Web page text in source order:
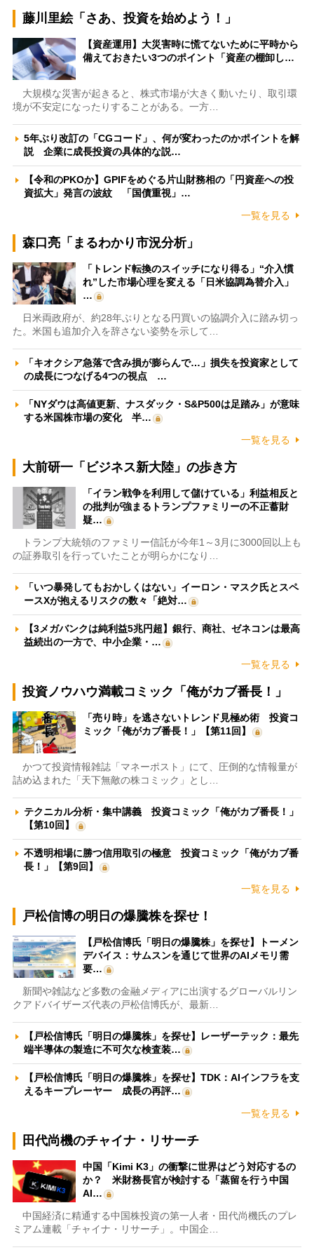
藤川里絵「さあ、投資を始めよう！」
【資産運用】大災害時に慌てないために平時から
備えておきたい3つのポイント「資産の棚卸し…
大規模な災害が起きると、株式市場が大きく動いたり、取引環
境が不安定になったりすることがある。一方…
5年ぶり改訂の「CGコード」、何が変わったのかポイントを解
説 企業に成長投資の具体的な説…
【令和のPKOか】GPIFをめぐる片山財務相の「円資産への投
資拡大」発言の波紋 「国債重視」…
一覧を見る
森口亮「まるわかり市況分析」
「トレンド転換のスイッチになり得る」“介入慣
れ”した市場心理を変える「日米協調為替介入」
…
日米両政府が、約28年ぶりとなる円買いの協調介入に踏み切っ
た。米国も追加介入を辞さない姿勢を示して…
「キオクシア急落で含み損が膨らんで…」損失を投資家として
の成長につなげる4つの視点 …
「NYダウは高値更新、ナスダック・S&P500は足踏み」が意味
する米国株市場の変化 半…
一覧を見る
大前研一「ビジネス新大陸」の歩き方
「イラン戦争を利用して儲けている」利益相反と
の批判が強まるトランプファミリーの不正蓄財
疑…
トランプ大統領のファミリー信託が今年1～3月に3000回以上も
の証券取引を行っていたことが明らかになり…
「いつ暴発してもおかしくはない」イーロン・マスク氏とスペ
ースXが抱えるリスクの数々「絶対…
【3メガバンクは純利益5兆円超】銀行、商社、ゼネコンは最高
益続出の一方で、中小企業・…
一覧を見る
投資ノウハウ満載コミック「俺がカブ番長！」
「売り時」を逃さないトレンド見極め術 投資コ
ミック「俺がカブ番長！」【第11回】
かつて投資情報雑誌「マネーポスト」にて、圧倒的な情報量が
詰め込まれた「天下無敵の株コミック」とし…
テクニカル分析・集中講義 投資コミック「俺がカブ番長！」
【第10回】
不透明相場に勝つ信用取引の極意 投資コミック「俺がカブ番
長！」【第9回】
一覧を見る
戸松信博の明日の爆騰株を探せ！
【戸松信博氏「明日の爆騰株」を探せ】トーメン
デバイス：サムスンを通じて世界のAIメモリ需
要…
新聞や雑誌など多数の金融メディアに出演するグローバルリン
クアドバイザーズ代表の戸松信博氏が、最新…
【戸松信博氏「明日の爆騰株」を探せ】レーザーテック：最先
端半導体の製造に不可欠な検査装…
【戸松信博氏「明日の爆騰株」を探せ】TDK：AIインフラを支
えるキープレーヤー 成長の再評…
一覧を見る
田代尚機のチャイナ・リサーチ
中国「Kimi K3」の衝撃に世界はどう対応するの
か？ 米財務長官が検討する「蒸留を行う中国
AI…
中国経済に精通する中国株投資の第一人者・田代尚機氏のプレ
ミアム連載「チャイナ・リサーチ」。中国企…